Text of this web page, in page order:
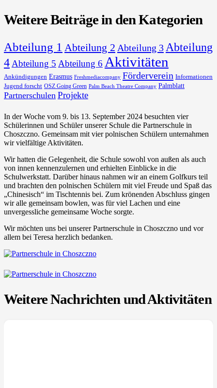
Weitere Beiträge in den Kategorien
Abteilung 1 Abteilung 2 Abteilung 3 Abteilung
4 Abteilung 5 Abteilung 6 Aktivitäten
Ankündigungen Erasmus Freshmediacompany Förderverein Informationen
Jugend forscht OSZ Going Green Palm Beach Theatre Company Palmblatt
Partnerschulen Projekte
In der Woche vom 9. bis 13. September 2024 besuchten vier
Schülerinnen und Schüler unserer Schule die Partnerschule in
Choszczno. Gemeinsam mit vier polnischen Schülern unternahmen
wir vielfältige Aktivitäten.
Wir hatten die Gelegenheit, die Schule sowohl von außen als auch
von innen kennenzulernen und erhielten Einblicke in die
Schulwerkstatt. Darüber hinaus nahmen wir an einem Golfkurs teil
und brachten den polnischen Schülern mit viel Freude und Spaß das
„Chinesisch“ im Tischtennis bei. Zum krönenden Abschluss gingen
wir alle gemeinsam bowlen, was für viel Lachen und eine
unvergessliche gemeinsame Woche sorgte.
Wir möchten uns bei unserer Partnerschule in Choszczno und vor
allem bei Teresa herzlich bedanken.
Weitere Nachrichten und Aktivitäten